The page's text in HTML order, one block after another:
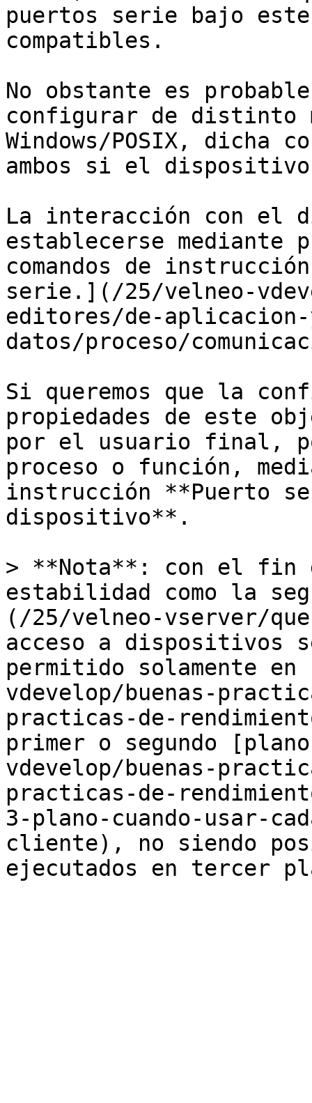
puertos serie bajo
compatibles.
No obstante es
configurar de distinto
Windows/POSIX, dicha
ambos si el dispositivo
La interacción con el
establecerse mediante
comandos de
serie.](/25/velneo-
editores/de-
datos/proceso/
Si queremos que la
propiedades de este
por el usuario final,
proceso o función,
instrucción **Puerto
dispositivo**.
> **Nota**: con el fin
estabilidad como la
(/25/velneo-vserver/
acceso a dispositivos
permitido solamente
vdevelop/buenas-
practicas-de-
primer o segundo
vdevelop/buenas-
practicas-de-
3-plano-cuando-usar-
cliente), no siendo